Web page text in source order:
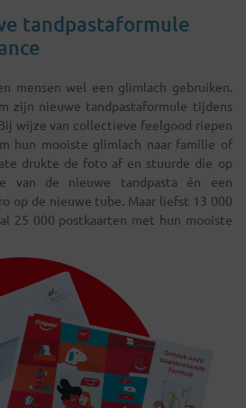
tandpastaformule
mensen wel een glimlach gebruiken.
zijn nieuwe tandpastaformule tijdens
wijze van collectieve feelgood riepen
hun mooiste glimlach naar familie of
drukte de foto af en stuurde die op
van de nieuwe tandpasta én een
op de nieuwe tube. Maar liefst 13 000
25 000 postkaarten met hun mooiste